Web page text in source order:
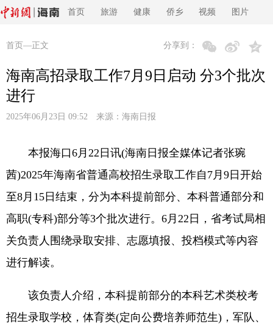
首页 旅游 健康 侨乡 视频 图片
首页 —正文 分享到：
海南高招录取工作7月9日启动 分3个批次
进行
2025年06月23日 09:52 来源： 海南日报
本报海口6月22日讯(海南日报全媒体记者张琬
茜)2025年海南省普通高校招生录取工作自7月9日开始
至8月15日结束，分为本科提前部分、本科普通部分和
高职(专科)部分等3个批次进行。6月22日，省考试局相
关负责人围绕录取安排、志愿填报、投档模式等内容
进行解读。
该负责人介绍，本科提前部分的本科艺术类校考
招生录取学校，体育类(定向公费培养师范生)，军队、